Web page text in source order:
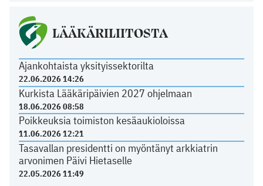
LÄÄKÄRILIITOSTA
Ajankohtaista yksityissektorilta
22.06.2026 14:26
Kurkista Lääkäripäivien 2027 ohjelmaan
18.06.2026 08:58
Poikkeuksia toimiston kesäaukioloissa
11.06.2026 12:21
Tasavallan presidentti on myöntänyt arkkiatrin
arvonimen Päivi Hietaselle
22.05.2026 11:49